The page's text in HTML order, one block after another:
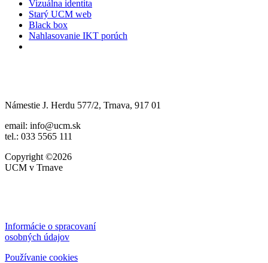
Vizuálna identita
Starý UCM web
Black box
Nahlasovanie IKT porúch
Námestie J. Herdu 577/2, Trnava, 917 01
email: info@ucm.sk
tel.: 033 5565 111
Copyright ©2026
UCM v Trnave
Informácie o spracovaní
osobných údajov
Používanie cookies